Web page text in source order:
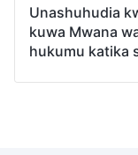
Unashuhudia
kuwa Mwana
hukumu katika
mawingu, na
Biblia: “Huyu